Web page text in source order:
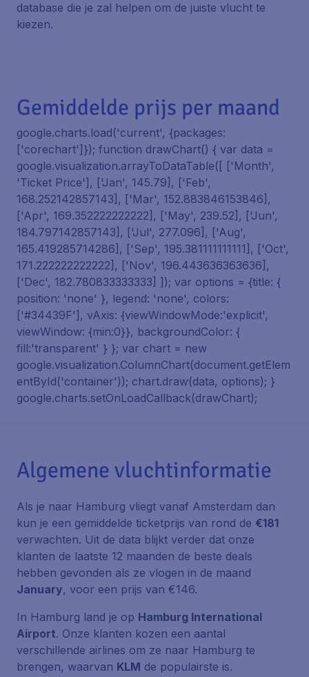
database die je zal helpen om de juiste vlucht te
kiezen.
Gemiddelde prijs per maand
google.charts.load('current', {packages:
['corechart']}); function drawChart() { var data =
google.visualization.arrayToDataTable([ ['Month',
'Ticket Price'], ['Jan', 145.79], ['Feb',
168.252142857143], ['Mar', 152.883846153846],
['Apr', 169.352222222222], ['May', 239.52], ['Jun',
184.797142857143], ['Jul', 277.096], ['Aug',
165.419285714286], ['Sep', 195.381111111111], ['Oct',
171.222222222222], ['Nov', 196.443636363636],
['Dec', 182.780833333333] ]); var options = {title: {
position: 'none' }, legend: 'none', colors:
['#34439F'], vAxis: {viewWindowMode:'explicit',
viewWindow: {min:0}}, backgroundColor: {
fill:'transparent' } }; var chart = new
google.visualization.ColumnChart(document.getElem
entById('container')); chart.draw(data, options); }
google.charts.setOnLoadCallback(drawChart);
Algemene vluchtinformatie
Als je naar Hamburg vliegt vanaf Amsterdam dan
kun je een gemiddelde ticketprijs van rond de €181
verwachten. Uit de data blijkt verder dat onze
klanten de laatste 12 maanden de beste deals
hebben gevonden als ze vlogen in de maand
January, voor een prijs van €146.
In Hamburg land je op Hamburg International
Airport. Onze klanten kozen een aantal
verschillende airlines om ze naar Hamburg te
brengen, waarvan KLM de populairste is.